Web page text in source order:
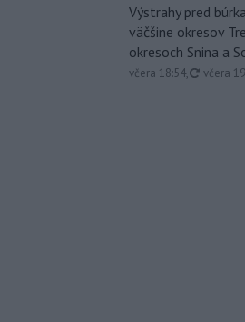
Výstrahy pred
väčšine okresov
okresoch Snina a
včera 18:54, včera